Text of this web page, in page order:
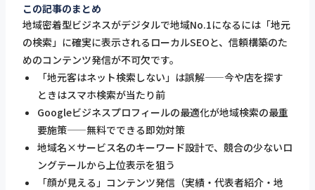
この記事のまとめ
地域密着型ビジネスがデジタルで地域No.1になるには「地元
の検索」に確実に表示されるローカルSEOと、信頼構築のた
めのコンテンツ発信が不可欠です。
「地元客はネット検索しない」は誤解——今や店を探す
ときはスマホ検索が当たり前
Googleビジネスプロフィールの最適化が地域検索の最重
要施策——無料でできる即効対策
地域名×サービス名のキーワード設計で、競合の少ないロ
ングテールから上位表示を狙う
「顔が見える」コンテンツ発信（実績・代表者紹介・地